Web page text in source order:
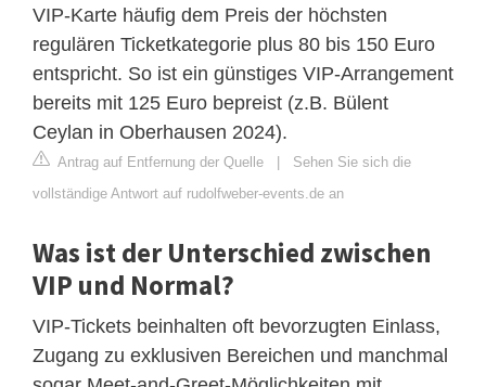
VIP-Karte häufig dem Preis der höchsten
regulären Ticketkategorie plus 80 bis 150 Euro
entspricht. So ist ein günstiges VIP-Arrangement
bereits mit 125 Euro bepreist (z.B. Bülent
Ceylan in Oberhausen 2024).
Antrag auf Entfernung der Quelle | Sehen Sie sich die
vollständige Antwort auf rudolfweber-events.de an
Was ist der Unterschied zwischen
VIP und Normal?
VIP-Tickets beinhalten oft bevorzugten Einlass,
Zugang zu exklusiven Bereichen und manchmal